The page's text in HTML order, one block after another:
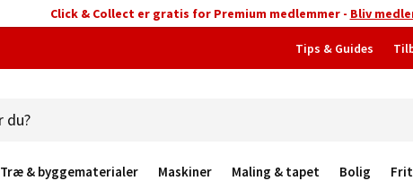
Click & Collect er gratis for Premium medlemmer - Bliv
Tips & Guides
Træ & byggematerialer Maskiner Maling & tapet Bolig